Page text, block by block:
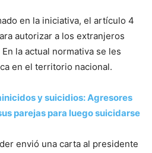
en la iniciativa, el artículo 4
autorizar a los extranjeros
la actual normativa se les
en el territorio nacional.
y suicidios: Agresores
parejas para luego suicidarse
envió una carta al presidente